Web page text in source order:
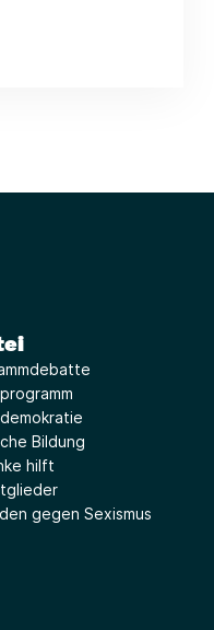
Bildung
hilft
gegen Sexismus